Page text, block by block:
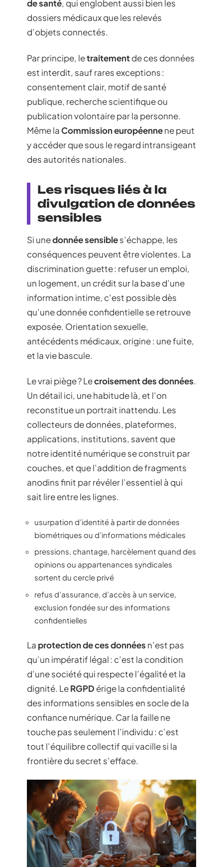
de santé, qui englobent aussi bien les
dossiers médicaux que les relevés
d’objets connectés.
Par principe, letraitementde ces données
est interdit, sauf rares exceptions :
consentement clair, motif de santé
publique, recherche scientifique ou
publication volontaire par la personne.
Même laCommission européennene peut
y accéder que sous le regard intransigeant
des autorités nationales.
Les risques liés à la
divulgation de données
sensibles
Si unedonnée sensibles’échappe, les
conséquences peuvent être violentes. La
discrimination guette : refuser un emploi,
un logement, un crédit sur la base d’une
information intime, c’est possible dès
qu’une donnée confidentielle se retrouve
exposée. Orientation sexuelle,
antécédents médicaux, origine : une fuite,
et la vie bascule.
Le vrai piège ? Lecroisement des données.
Un détail ici, une habitude là, et l’on
reconstitue un portrait inattendu. Les
collecteurs de données, plateformes,
applications, institutions, savent que
notre identité numérique se construit par
couches, et que l’addition de fragments
anodins finit par révéler l’essentiel à qui
sait lire entre les lignes.
usurpation d’identité à partir de données
biométriques ou d’informations médicales
pressions, chantage, harcèlement quand des
opinions ou appartenances syndicales
sortent du cercle privé
refus d’assurance, d’accès à un service,
exclusion fondée sur des informations
confidentielles
La protection de ces données n’est pas
qu’un impératif légal : c’est la condition
d’une société qui respecte l’égalité et la
dignité. LeRGPD érige la confidentialité
des informations sensibles en socle de la
confiance numérique. Car la faille ne
touche pas seulement l’individu : c’est
tout l’équilibre collectif qui vacille si la
frontière du secret s’efface.